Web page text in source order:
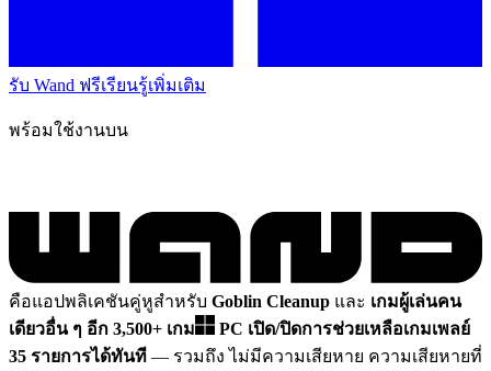
รับ Wand ฟรีเรียนรู้เพิ่มเติม
พร้อมใช้งานบน
คือแอปพลิเคชันคู่หูสำหรับ Goblin Cleanup และ เกมผู้เล่นคน
เดียวอื่น ๆ อีก 3,500+ เกม
PC เปิด/ปิดการช่วยเหลือเกมเพลย์
35 รายการได้ทันที — รวมถึง ไม่มีความเสียหาย ความเสียหายที่